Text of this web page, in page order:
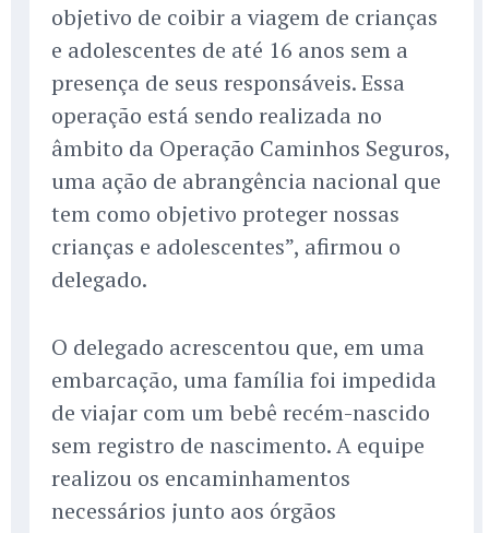
objetivo de coibir a viagem de crianças
e adolescentes de até 16 anos sem a
presença de seus responsáveis. Essa
operação está sendo realizada no
âmbito da Operação Caminhos Seguros,
uma ação de abrangência nacional que
tem como objetivo proteger nossas
crianças e adolescentes”, afirmou o
delegado.
O delegado acrescentou que, em uma
embarcação, uma família foi impedida
de viajar com um bebê recém-nascido
sem registro de nascimento. A equipe
realizou os encaminhamentos
necessários junto aos órgãos